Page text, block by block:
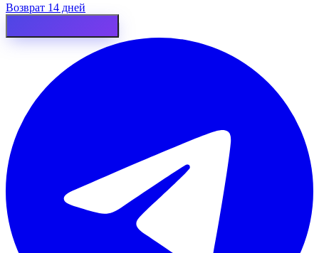
Возврат 14 дней